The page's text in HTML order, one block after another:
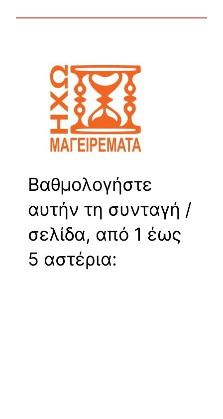
Βαθμολογήστε
αυτήν τη συνταγή /
σελίδα, από 1 έως
5 αστέρια: